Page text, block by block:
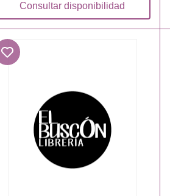
Consultar disponibilidad